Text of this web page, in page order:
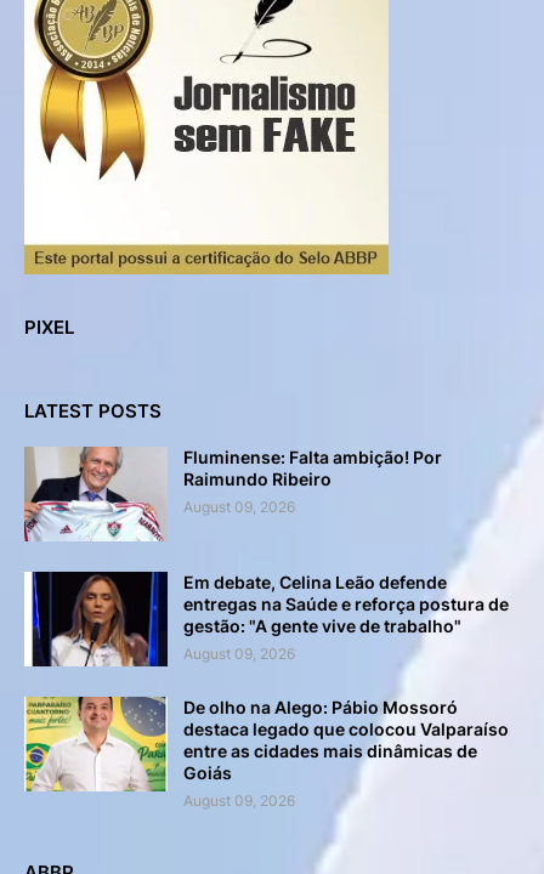
PIXEL
LATEST POSTS
Fluminense: Falta ambição! Por
Raimundo Ribeiro
August 09, 2026
Em debate, Celina Leão defende
entregas na Saúde e reforça postura de
gestão: "A gente vive de trabalho"
August 09, 2026
De olho na Alego: Pábio Mossoró
destaca legado que colocou Valparaíso
entre as cidades mais dinâmicas de
Goiás
August 09, 2026